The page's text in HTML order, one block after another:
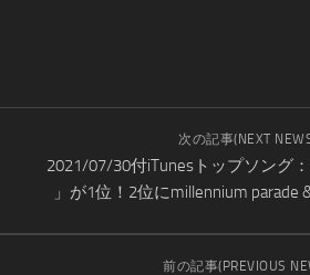
次の記事(NEXT
2021/07/30付iTunesトップソング
」が1位！2位にmillennium parade
前の記事(PREVIOUS